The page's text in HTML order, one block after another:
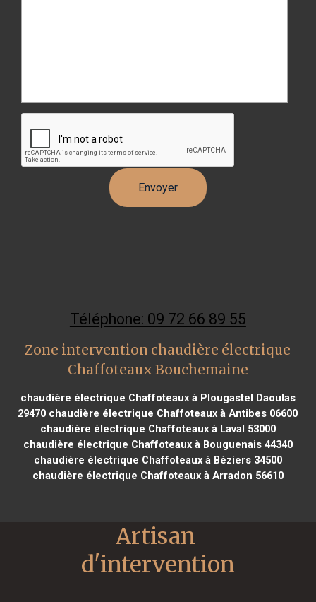
Téléphone: 09 72 66 89 55
Zone intervention chaudière électrique
Chaffoteaux Bouchemaine
chaudière électrique Chaffoteaux à Plougastel Daoulas
29470 chaudière électrique Chaffoteaux à Antibes 06600
chaudière électrique Chaffoteaux à Laval 53000
chaudière électrique Chaffoteaux à Bouguenais 44340
chaudière électrique Chaffoteaux à Béziers 34500
chaudière électrique Chaffoteaux à Arradon 56610
Artisan
d'intervention